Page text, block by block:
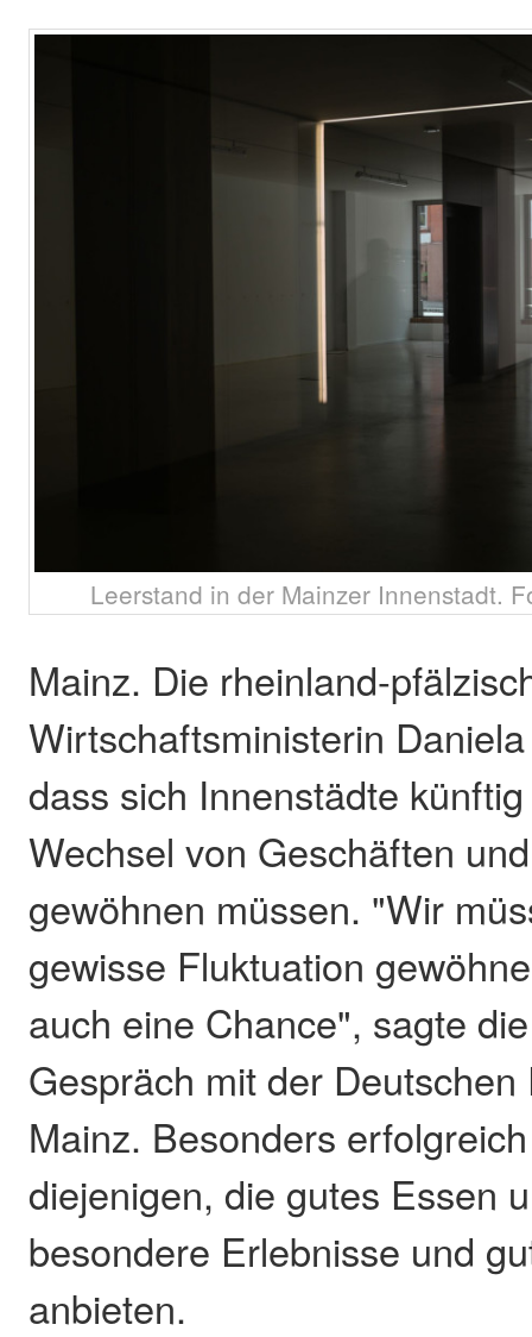
Leerstand in der Mainzer Innenstadt.
Mainz. Die rheinland-
Wirtschaftsministerin
dass sich Innenstädte
Wechsel von Geschäften
gewöhnen müssen. "Wir
gewisse Fluktuation
auch eine Chance", sagte
Gespräch mit der
Mainz. Besonders
diejenigen, die gutes Essen
besondere Erlebnisse und
anbieten.